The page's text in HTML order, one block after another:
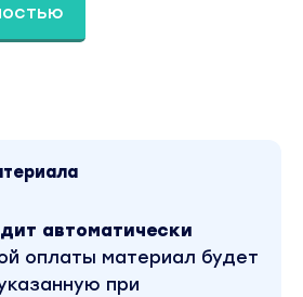
странице товара «Татьяна
ДНК своего стиля и
автоматически
оплаты материал будет
при